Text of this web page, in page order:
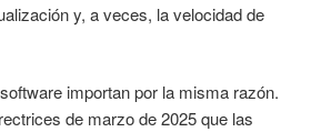
y, a veces, la velocidad de
importan por la misma razón.
de marzo de 2025 que las